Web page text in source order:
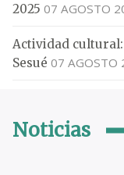
2025 07 AGOSTO
Actividad
Sesué 07 AGOSTO
Noticias